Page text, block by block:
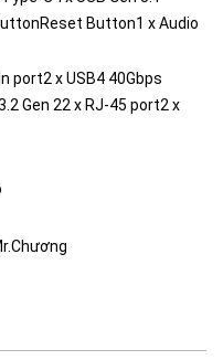
Button1 x Audio
port2 x USB4 40Gbps
Gen 22 x RJ-45 port2 x